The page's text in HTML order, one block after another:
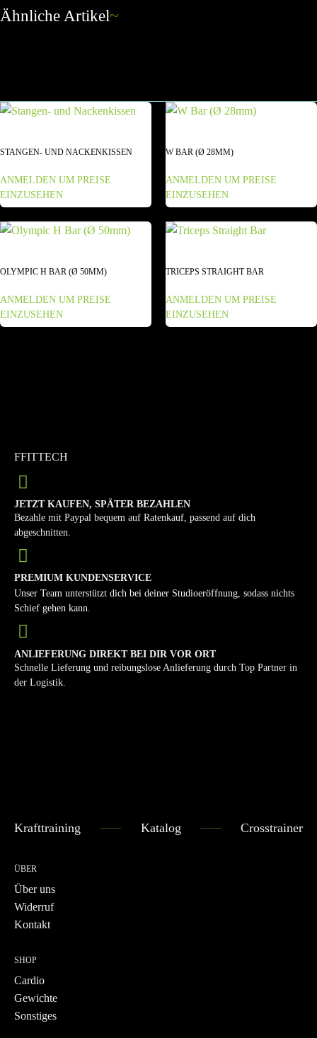
Ähnliche Artikel~
STANGEN- UND NACKENKISSEN
ANMELDEN UM PREISE
EINZUSEHEN
W BAR (Ø 28MM)
ANMELDEN UM PREISE
EINZUSEHEN
OLYMPIC H BAR (Ø 50MM)
ANMELDEN UM PREISE
EINZUSEHEN
TRICEPS STRAIGHT BAR
ANMELDEN UM PREISE
EINZUSEHEN
FFITTECH
JETZT KAUFEN, SPÄTER BEZAHLEN
Bezahle mit Paypal bequem auf Ratenkauf, passend auf dich
abgeschnitten.
PREMIUM KUNDENSERVICE
Unser Team unterstützt dich bei deiner Studioeröffnung, sodass nichts
Schief gehen kann.
ANLIEFERUNG DIREKT BEI DIR VOR ORT
Schnelle Lieferung und reibungslose Anlieferung durch Top Partner in
der Logistik.
Krafttraining Katalog Crosstrainer
ÜBER
Über uns
Widerruf
Kontakt
SHOP
Cardio
Gewichte
Sonstiges